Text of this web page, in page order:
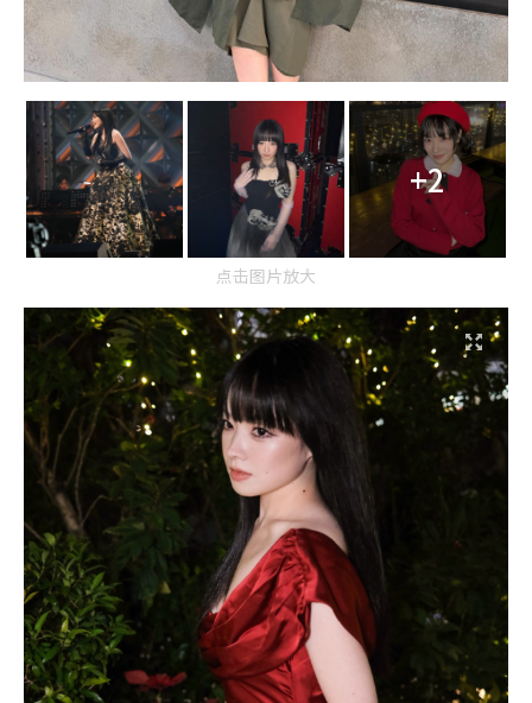
+2
点击图片放大